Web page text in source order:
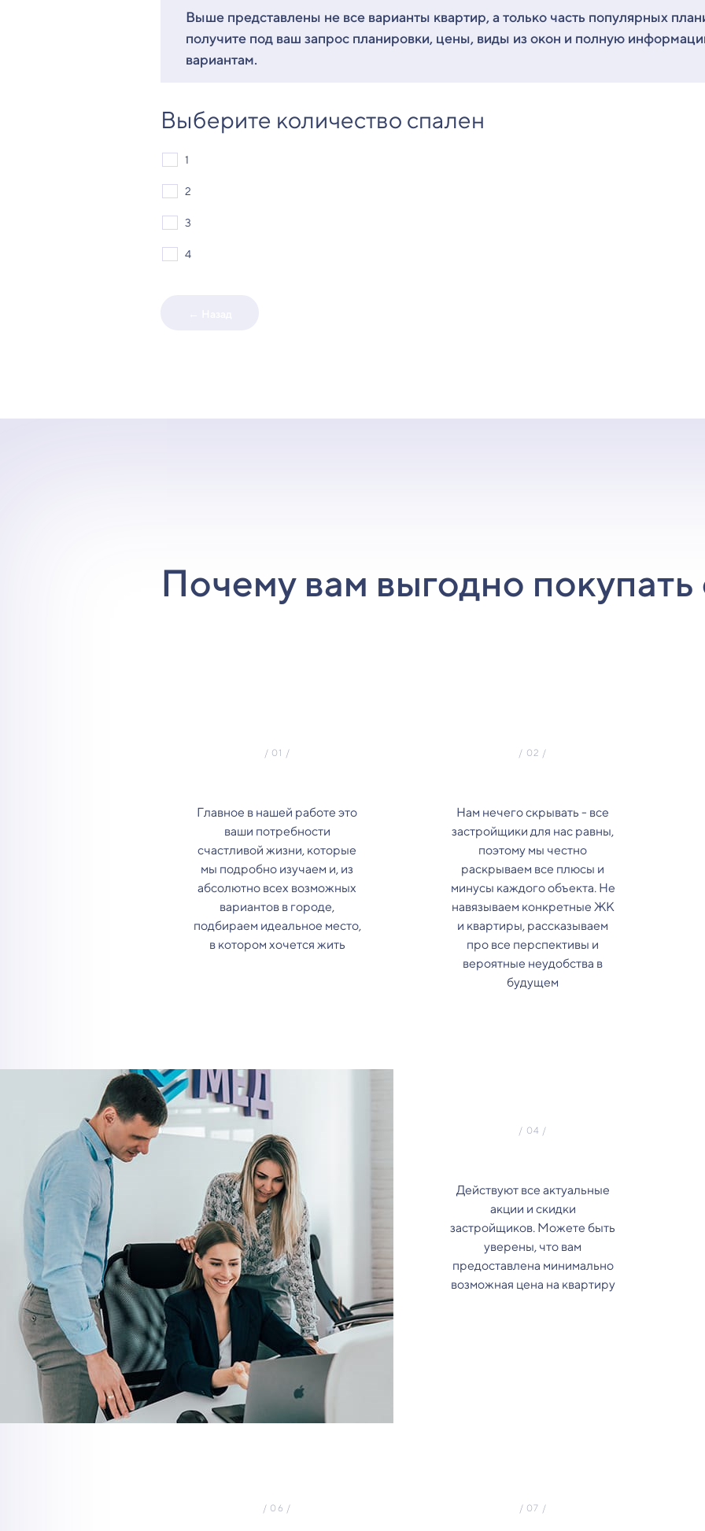
Выше представлены не все варианты квартир, а только часть популярных
получите под ваш запрос планировки, цены, виды из окон и полную
вариантам.
Выберите количество спален
1
2
3
4
Почему вам выгодно покупать
Главное в нашей работе это
ваши потребности
счастливой жизни, которые
мы подробно изучаем и, из
абсолютно всех возможных
вариантов в городе,
подбираем идеальное место,
в котором хочется жить
Нам нечего скрывать - все
застройщики для нас равны,
поэтому мы честно
раскрываем все плюсы и
минусы каждого объекта. Не
навязываем конкретные ЖК
и квартиры, рассказываем
про все перспективы и
вероятные неудобства в
будущем
Действуют все актуальные
акции и скидки
застройщиков. Можете быть
уверены, что вам
предоставлена минимально
возможная цена на квартиру